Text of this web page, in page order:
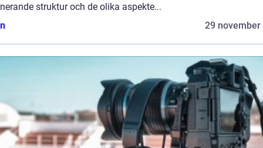
struktur och de olika aspekte...
29 november